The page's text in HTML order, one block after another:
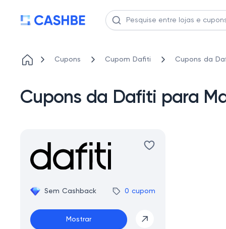
Cupons Cupom Dafiti Cupons da
Cupons da Dafiti para
Sem Cashback 0 cupom
Mostrar